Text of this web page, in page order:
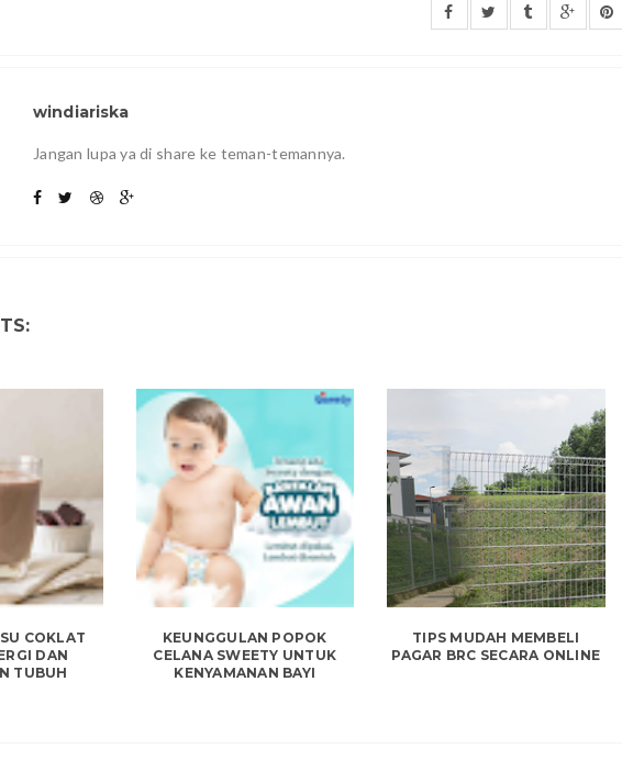
windiariska
Jangan lupa ya di share ke teman-temannya.
COKLAT
DAN
TUBUH
KEUNGGULAN POPOK
CELANA SWEETY UNTUK
KENYAMANAN BAYI
TIPS MUDAH MEMBELI
PAGAR BRC SECARA ONLINE